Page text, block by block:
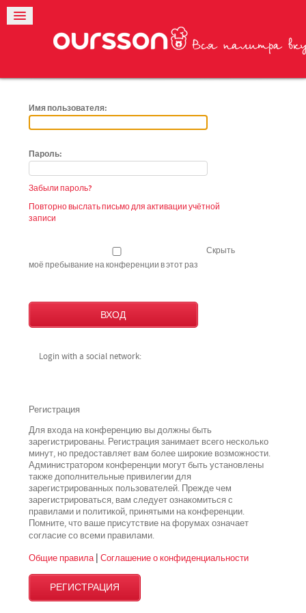
Имя пользователя:
Пароль:
Забыли пароль?
Повторно выслать письмо для активации учётной
записи
Скрыть
моё пребывание на конференции в этот раз
Login with a social network:
Регистрация
Для входа на конференцию вы должны быть
зарегистрированы. Регистрация занимает всего несколько
минут, но предоставляет вам более широкие возможности.
Администратором конференции могут быть установлены
также дополнительные привилегии для
зарегистрированных пользователей. Прежде чем
зарегистрироваться, вам следует ознакомиться с
правилами и политикой, принятыми на конференции.
Помните, что ваше присутствие на форумах означает
согласие со всемиправилами.
Общие правила| Соглашение о конфиденциальности
РЕГИСТРАЦИЯ